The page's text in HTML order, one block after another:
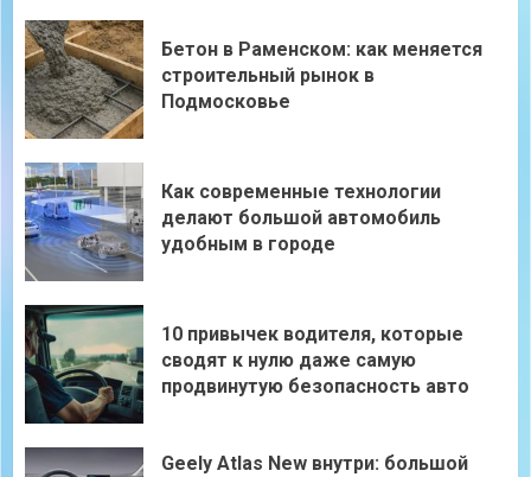
Бетон в Раменском: как меняется
строительный рынок в
Подмосковье
Как современные технологии
делают большой автомобиль
удобным в городе
10 привычек водителя, которые
сводят к нулю даже самую
продвинутую безопасность авто
Geely Atlas New внутри: большой